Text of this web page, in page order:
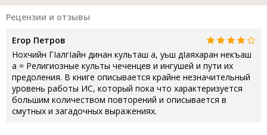
Рецензии и отзывы
Егор Петров
Нохчийн ГIалгIайн динан культаш а, уьш дIаяхаран некъаш
а = Религиозные культы чеченцев и ингушей и пути их
предоления. В книге описывается крайне незначительный
уровень работы ИС, который пока что характеризуется
большим количеством повторений и описывается в
смутных и загадочных выражениях.